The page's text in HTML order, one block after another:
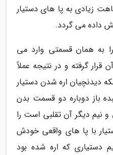
زیادی به پا های دستیار
داده می گردد.
را به همان قسمتی وارد می
گرفته و در نتیجه عملاً
دیدنچیان اره شدن دستیار
باز دوباره دو قسمت بدن
و نیم دیگر آن تقلبی است را
با پا های واقعی خودش
دستیاری که اره شده بود